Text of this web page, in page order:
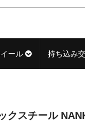
ール 持ち込み
スチール